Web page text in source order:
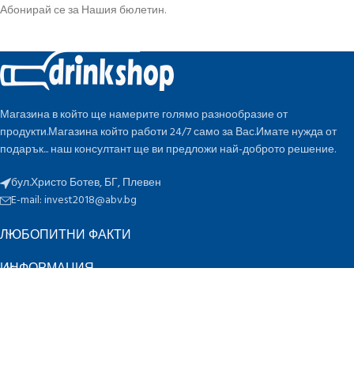
Абонирай се за Нашия бюлетин.
Магазина в който ще намерите голямо разнообразие от
продукти.Магазина който работи 24/7 само за Вас.Имате нужда от
подарък... наш консултант ще ви предложи най-доброто решение.
бул.Христо Ботев, БГ, Плевен
E-mail:invest2018@abv.bg
ЛЮБОПИТНИ ФАКТИ
ИНФОРМАЦИЯ